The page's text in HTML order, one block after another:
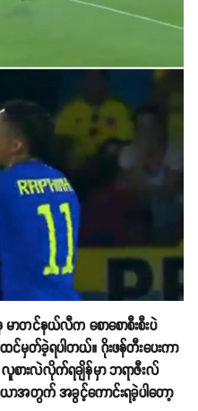
ာတင်နယ်လီက စောစောစီးစီးပဲ
မှတ်ခဲ့ရပါတယ်။ ဂိုးဖန်တီးပေးကာ
လူစားလဲလိုက်ရချိန်မှာ ဘရာဇီးလ်
ယာအတွက် အခွင့်ကောင်းရခဲ့ပါတော့